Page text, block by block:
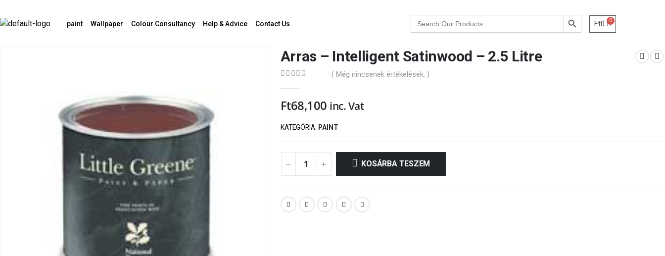
paint Wallpaper Colour Consultancy Help & Advice Contact Us
Search
for:
Search Button
Ft0
Arras – Intelligent Satinwood – 2.5 Litre
( Még nincsenek értékelések. )
Ft68,100 inc. Vat
KATEGÓRIA: PAINT
KOSÁRBA TESZEM